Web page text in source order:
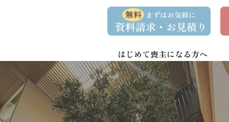
へ
ス
キ
ッ
プ
ョ
ン
に
移
動
資
求
問
い
合
わ
せ
事
談
はじめて喪主になる方へ